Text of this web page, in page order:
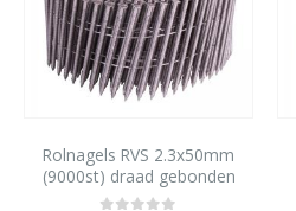
Rolnagels RVS 2.3x50mm
(9000st) draad gebonden
bolkop vlakke rol